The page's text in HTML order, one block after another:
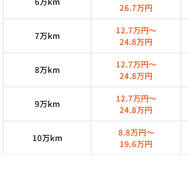
26.7万円
7万km
12.7万円～
24.8万円
8万km
12.7万円～
24.8万円
9万km
12.7万円～
24.8万円
10万km
8.8万円～
19.6万円